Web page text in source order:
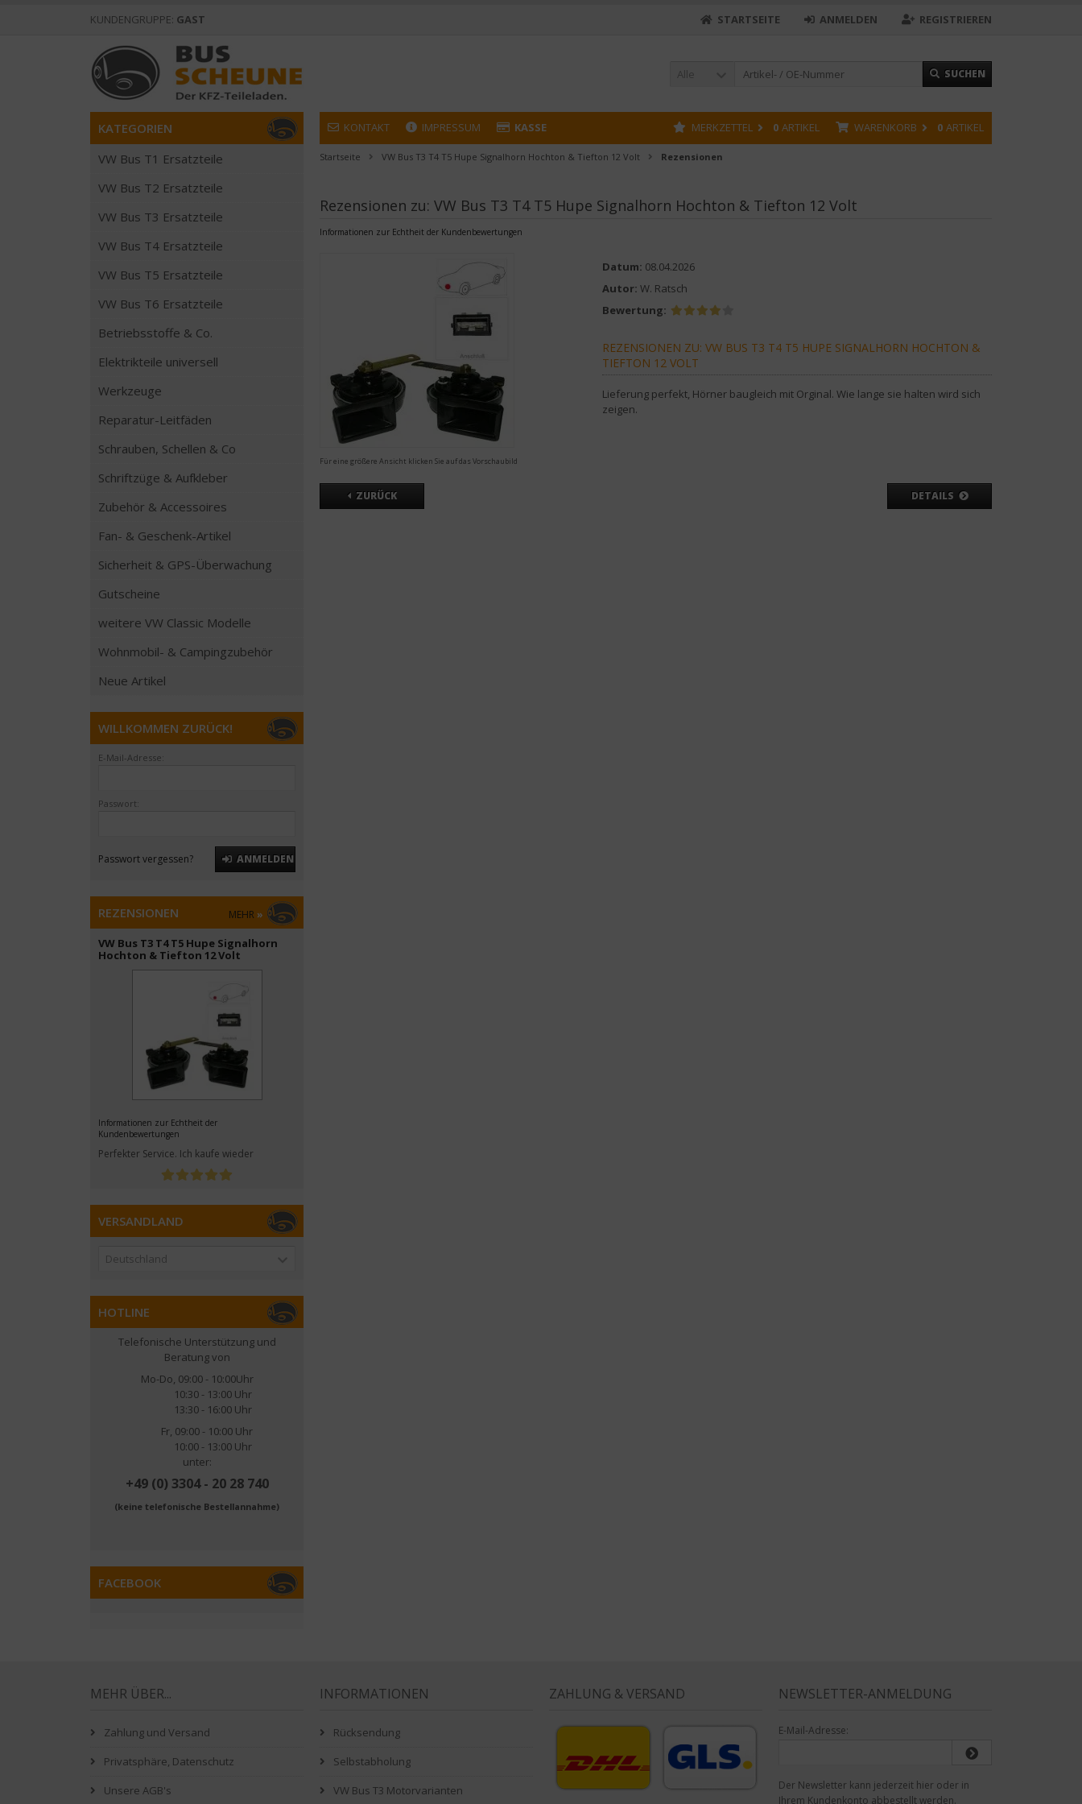
KUNDENGRUPPE: GAST REGISTRIEREN
ANMELDEN
STARTSEITE
Alle SUCHEN
KONTAKT IMPRESSUM KASSE WARENKORB 0 ARTIKEL
MERKZETTEL 0 ARTIKEL
Startseite VW Bus T3 T4 T5 Hupe Signalhorn Hochton & Tiefton 12 Volt Rezensionen
Rezensionen zu: VW Bus T3 T4 T5 Hupe Signalhorn Hochton & Tiefton 12 Volt
Informationen zur Echtheit der Kundenbewertungen
Für eine größere Ansicht klicken Sie auf das Vorschaubild
Datum: 08.04.2026
Autor: W. Ratsch
Bewertung:
REZENSIONEN ZU: VW BUS T3 T4 T5 HUPE SIGNALHORN HOCHTON &
TIEFTON 12 VOLT
Lieferung perfekt, Hörner baugleich mit Orginal. Wie lange sie halten wird sich
zeigen.
ZURÜCK DETAILS
KATEGORIEN
VW Bus T1 Ersatzteile
VW Bus T2 Ersatzteile
VW Bus T3 Ersatzteile
VW Bus T4 Ersatzteile
VW Bus T5 Ersatzteile
VW Bus T6 Ersatzteile
Betriebsstoffe & Co.
Elektrikteile universell
Werkzeuge
Reparatur-Leitfäden
Schrauben, Schellen & Co
Schriftzüge & Aufkleber
Zubehör & Accessoires
Fan- & Geschenk-Artikel
Sicherheit & GPS-Überwachung
Gutscheine
weitere VW Classic Modelle
Wohnmobil- & Campingzubehör
Neue Artikel
WILLKOMMEN ZURÜCK!
E-Mail-Adresse:
Passwort:
Passwort vergessen? ANMELDEN
REZENSIONEN MEHR »
VW Bus T3 T4 T5 Hupe Signalhorn
Hochton & Tiefton 12 Volt
Informationen zur Echtheit der
Kundenbewertungen
Perfekter Service. Ich kaufe wieder
VERSANDLAND
Deutschland
HOTLINE
Telefonische Unterstützung und
Beratung von
Mo-Do, 09:00 - 10:00Uhr
10:30 - 13:00 Uhr
13:30 - 16:00 Uhr
Fr, 09:00 - 10:00 Uhr
10:00 - 13:00 Uhr
unter:
+49 (0) 3304 - 20 28 740
(keine telefonische Bestellannahme)
FACEBOOK
MEHR ÜBER...
Zahlung und Versand
Privatsphäre, Datenschutz
Unsere AGB's
INFORMATIONEN
Rücksendung
Selbstabholung
VW Bus T3 Motorvarianten
ZAHLUNG & VERSAND NEWSLETTER-ANMELDUNG
E-Mail-Adresse:
Der Newsletter kann jederzeit hier oder in
Ihrem Kundenkonto abbestellt werden.